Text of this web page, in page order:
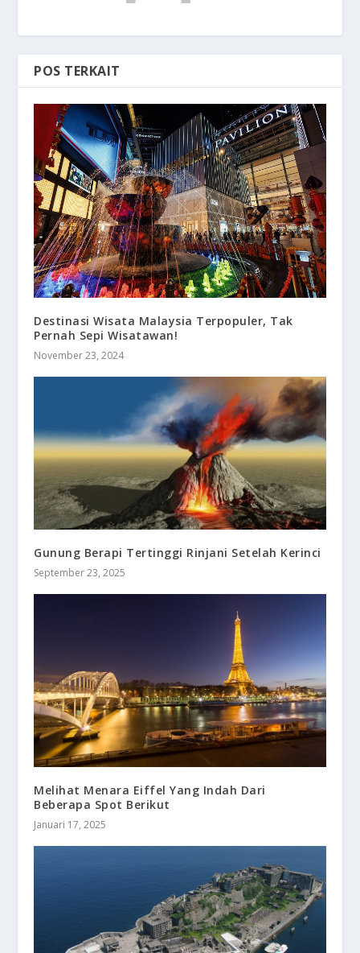
POS TERKAIT
Destinasi Wisata Malaysia Terpopuler, Tak
Pernah Sepi Wisatawan!
November 23, 2024
Gunung Berapi Tertinggi Rinjani Setelah Kerinci
September 23, 2025
Melihat Menara Eiffel Yang Indah Dari
Beberapa Spot Berikut
Januari 17, 2025